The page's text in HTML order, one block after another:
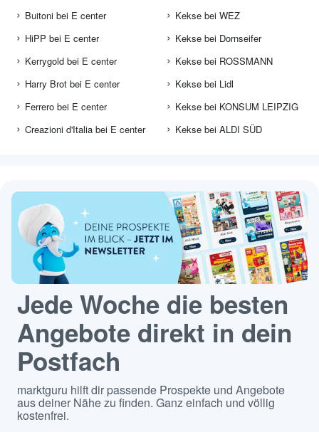
Buitoni bei E center
HiPP bei E center
Kerrygold bei E center
Harry Brot bei E center
Ferrero bei E center
Creazioni d'Italia bei E center
Kekse bei WEZ
Kekse bei Dornseifer
Kekse bei ROSSMANN
Kekse bei Lidl
Kekse bei KONSUM LEIPZIG
Kekse bei ALDI SÜD
Jede Woche die besten
Angebote direkt in dein
Postfach
marktguru hilft dir passende Prospekte und Angebote
aus deiner Nähe zu finden. Ganz einfach und völlig
kostenfrei.